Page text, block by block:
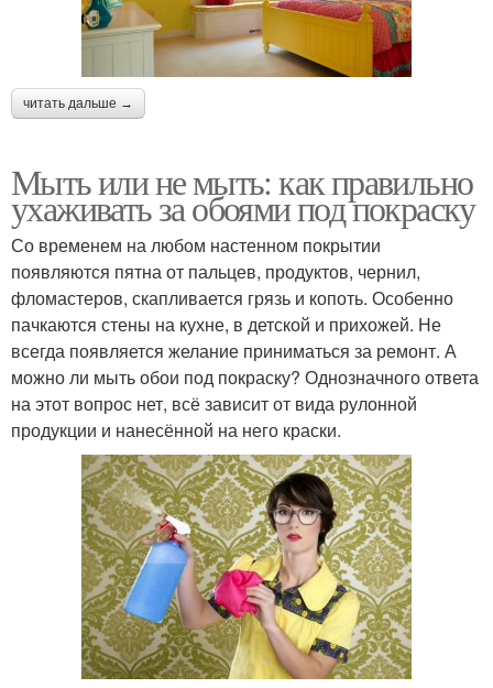
читать дальше →
Мыть или не мыть: как правильно
ухаживать за обоями под покраску
Со временем на любом настенном покрытии
появляются пятна от пальцев, продуктов, чернил,
фломастеров, скапливается грязь и копоть. Особенно
пачкаются стены на кухне, в детской и прихожей. Не
всегда появляется желание приниматься за ремонт. А
можно ли мыть обои под покраску? Однозначного ответа
на этот вопрос нет, всё зависит от вида рулонной
продукции и нанесённой на него краски.